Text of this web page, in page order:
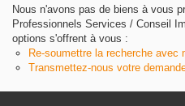
Contact
Nous n'avons pas de biens à vous
Professionnels Services / Conseil
options s'offrent à vous :
Re-soumettre la recherche avec
Transmettez-nous votre